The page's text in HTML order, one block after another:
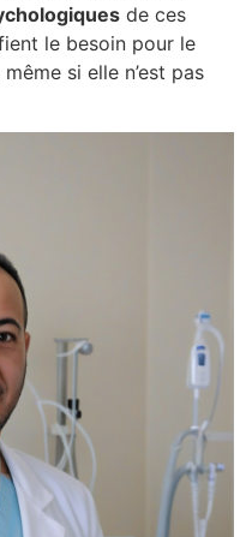
chologiques de ces
le besoin pour le
si elle n’est pas